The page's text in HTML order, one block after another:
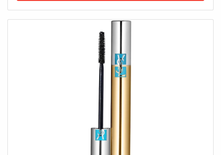
d'emploi spécifiques à prendre dans des conditions
ce produit.